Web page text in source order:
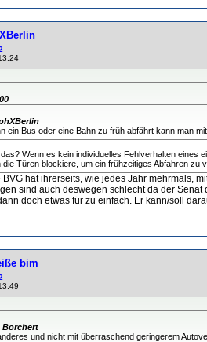
ein Bus oder eine Bahn zu früh abfährt kann man
Wenn es kein individuelles Fehlverhalten eines
die Türen blockiere, um ein frühzeitiges Abfahren zu
BVG hat ihrerseits, wie jedes Jahr mehrmals,
sind auch deswegen schlecht da der
doch etwas für zu einfach. Er kann/soll
bim
Borchert
und nicht mit überraschend geringerem